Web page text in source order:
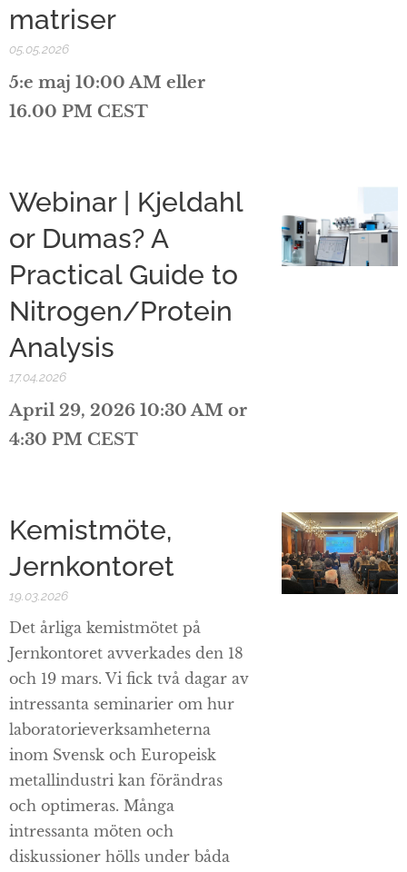
matriser
05.05.2026
5:e maj 10:00 AM eller
16.00 PM CEST
Webinar | Kjeldahl
or Dumas? A
Practical Guide to
Nitrogen/Protein
Analysis
17.04.2026
April 29, 2026 10:30 AM or
4:30 PM CEST
Kemistmöte,
Jernkontoret
19.03.2026
Det årliga kemistmötet på
Jernkontoret avverkades den 18
och 19 mars. Vi fick två dagar av
intressanta seminarier om hur
laboratorieverksamheterna
inom Svensk och Europeisk
metallindustri kan förändras
och optimeras. Många
intressanta möten och
diskussioner hölls under båda